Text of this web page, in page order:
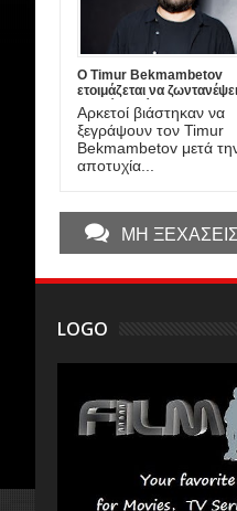
Ο Timur Bekmambetov
ετοιμάζεται να ζωντανέψει
ιστορίες τρόμου του Stan
Αρκετοί βιάστηκαν να
ξεγράψουν τον Timur
Bekmambetov μετά
αποτυχία...
ΜΗ
LOGO